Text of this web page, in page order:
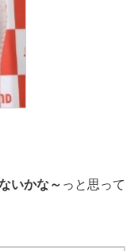
いかな～ っと思って